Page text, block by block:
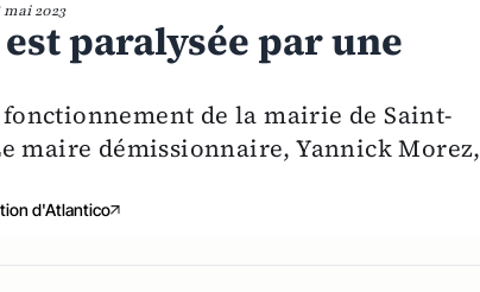
mai 2023
paralysée par une
de la mairie de Saint-
maire démissionnaire, Yannick Morez,
d'Atlantico